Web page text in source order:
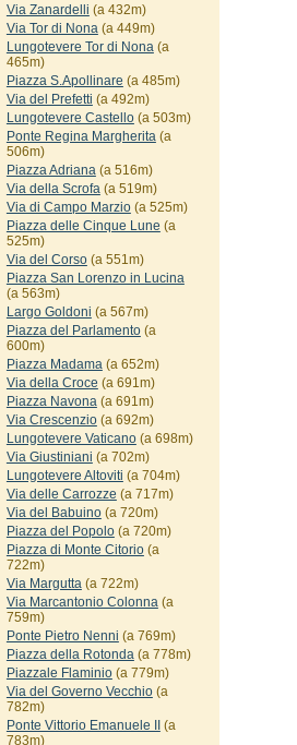
Via Zanardelli (a 432m)
Via Tor di Nona(a 449m)
Lungotevere Tor di Nona(a
465m)
Piazza S.Apollinare (a 485m)
Via del Prefetti (a 492m)
Lungotevere Castello(a 503m)
Ponte Regina Margherita(a
506m)
Piazza Adriana(a 516m)
Via della Scrofa(a 519m)
Via di Campo Marzio(a 525m)
Piazza delle Cinque Lune (a
525m)
Via del Corso(a 551m)
Piazza San Lorenzo in Lucina
(a 563m)
Largo Goldoni (a 567m)
Piazza del Parlamento(a
600m)
Piazza Madama(a 652m)
Via della Croce (a 691m)
Piazza Navona(a 691m)
Via Crescenzio(a 692m)
Lungotevere Vaticano(a 698m)
Via Giustiniani (a 702m)
Lungotevere Altoviti (a 704m)
Via delle Carrozze (a 717m)
Via del Babuino(a 720m)
Piazza del Popolo(a 720m)
Piazza di Monte Citorio(a
722m)
Via Margutta(a 722m)
Via Marcantonio Colonna(a
759m)
Ponte Pietro Nenni (a 769m)
Piazza della Rotonda(a 778m)
Piazzale Flaminio(a 779m)
Via del Governo Vecchio(a
782m)
Ponte Vittorio Emanuele II
(a
783m)